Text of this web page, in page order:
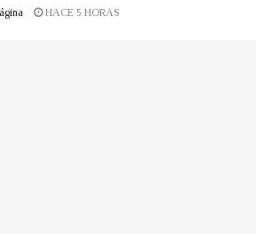
HACE 5 HORAS